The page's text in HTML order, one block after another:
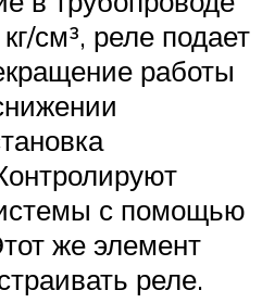
см³, реле подает
работы
с помощью
же элемент
реле.